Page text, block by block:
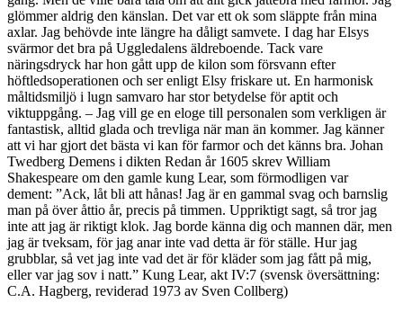
glömmer aldrig den känslan. Det var ett ok som släppte från mina
axlar. Jag behövde inte längre ha dåligt samvete. I dag har Elsys
svärmor det bra på Uggledalens äldreboende. Tack vare
näringsdryck har hon gått upp de kilon som försvann efter
höftledsoperationen och ser enligt Elsy friskare ut. En harmonisk
måltidsmiljö i lugn samvaro har stor betydelse för aptit och
viktuppgång. – Jag vill ge en eloge till personalen som verkligen är
fantastisk, alltid glada och trevliga när man än kommer. Jag känner
att vi har gjort det bästa vi kan för farmor och det känns bra. Johan
Twedberg Demens i dikten Redan år 1605 skrev William
Shakespeare om den gamle kung Lear, som förmodligen var
dement: ”Ack, låt bli att hånas! Jag är en gammal svag och barnslig
man på över åttio år, precis på timmen. Uppriktigt sagt, så tror jag
inte att jag är riktigt klok. Jag borde känna dig och mannen där, men
jag är tveksam, för jag anar inte vad detta är för ställe. Hur jag
grubblar, så vet jag inte vad det är för kläder som jag fått på mig,
eller var jag sov i natt.” Kung Lear, akt IV:7 (svensk översättning:
C.A. Hagberg, reviderad 1973 av Sven Collberg)